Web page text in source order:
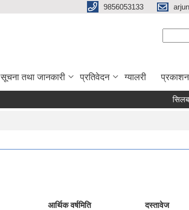
9856053133
सूचना तथा जानकारी प्रतिवेदन ग्यालरी प्रकाशन
आर्थिक वर्षमिति दस्तावेज